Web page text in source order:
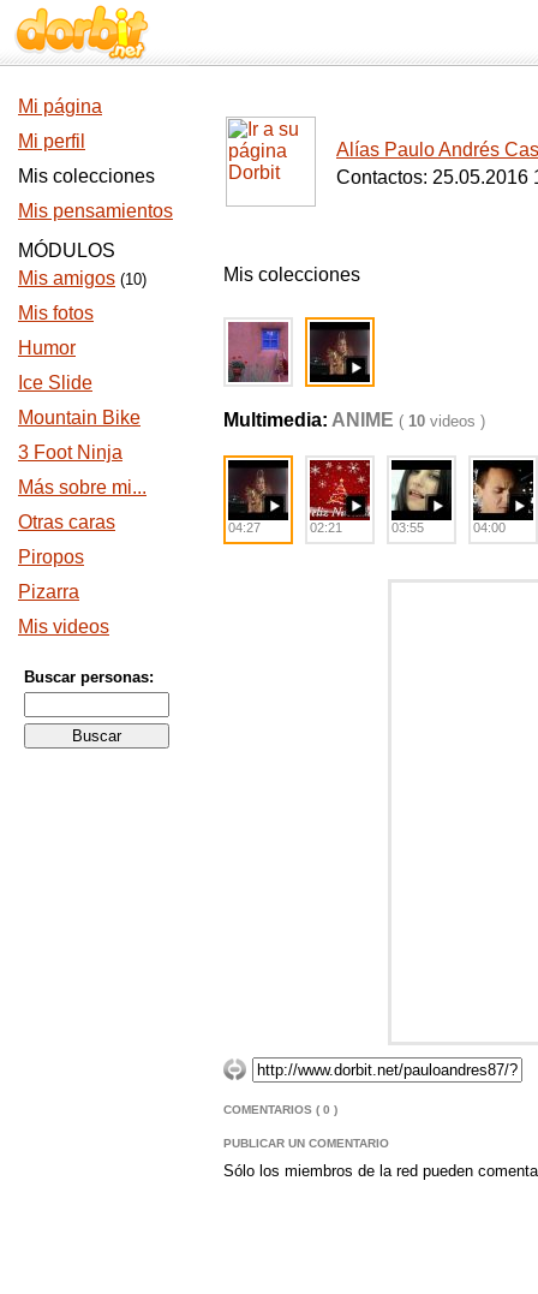
Mi página
Mi perfil
Mis colecciones
Mis pensamientos
MÓDULOS
Mis amigos (10)
Mis fotos
Humor
Ice Slide
Mountain Bike
3 Foot Ninja
Más sobre mi...
Otras caras
Piropos
Pizarra
Mis videos
Buscar personas:
Alías Paulo Andrés
Contactos: 25.05.2016
Mis colecciones
Multimedia: ANIME ( 10 videos )
04:27 02:21 03:55 04:00
COMENTARIOS ( 0 )
PUBLICAR UN COMENTARIO
Sólo los miembros de la red pueden